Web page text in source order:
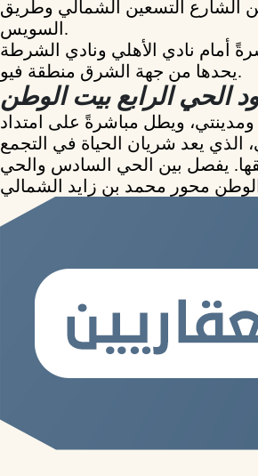
الشارع التسعين الشمالي وطريق
السويس.
يحدها من جهة الشرق منطقة فيو.
الحي الرابع بيت الوطن
ويطل مباشرةً على امتداد
الذي يعد شريان الحياة في التجمع
يفصل بين الحي السادس والحي